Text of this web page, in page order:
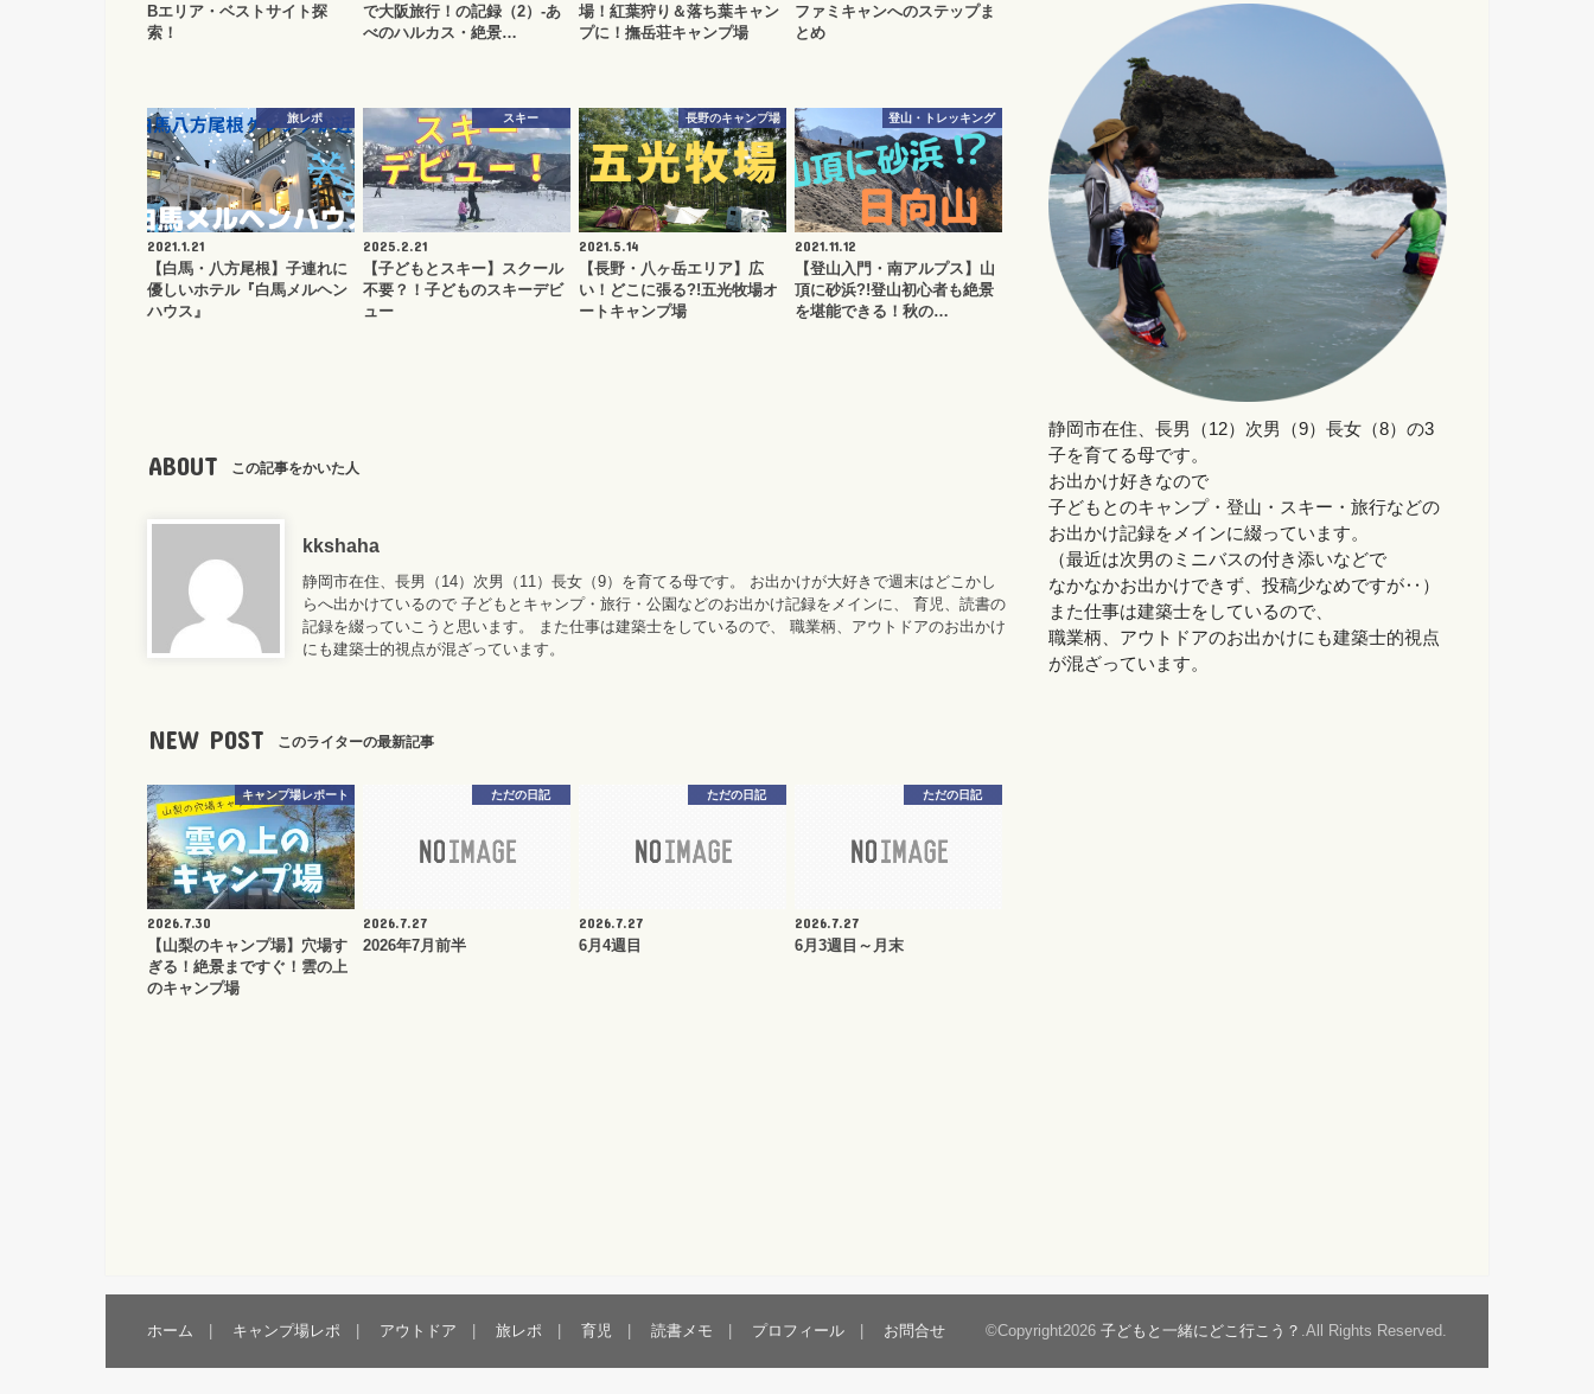
Bエリア・ベストサイト探
索！
で大阪旅行！の記録（2）-あ
べのハルカス・絶景…
場！紅葉狩り＆落ち葉キャン
プに！撫岳荘キャンプ場
ファミキャンへのステップま
とめ
旅レポ
2021.1.21
【白馬・八方尾根】子連れに
優しいホテル『白馬メルヘン
ハウス』
スキー
2025.2.21
【子どもとスキー】スクール
不要？！子どものスキーデビ
ュー
長野のキャンプ場
2021.5.14
【長野・八ヶ岳エリア】広
い！どこに張る?!五光牧場オ
ートキャンプ場
登山・トレッキング
2021.11.12
【登山入門・南アルプス】山
頂に砂浜?!登山初心者も絶景
を堪能できる！秋の…
ABOUT この記事をかいた人
kkshaha
静岡市在住、長男（14）次男（11）長女（9）を育てる母です。 お出かけが大好きで週末はどこかし
らへ出かけているので 子どもとキャンプ・旅行・公園などのお出かけ記録をメインに、 育児、読書の
記録を綴っていこうと思います。 また仕事は建築士をしているので、 職業柄、アウトドアのお出かけ
にも建築士的視点が混ざっています。
NEW POST このライターの最新記事
キャンプ場レポート
2026.7.30
【山梨のキャンプ場】穴場す
ぎる！絶景まですぐ！雲の上
のキャンプ場
ただの日記
2026.7.27
2026年7月前半
ただの日記
2026.7.27
6月4週目
ただの日記
2026.7.27
6月3週目～月末
静岡市在住、長男（12）次男（9）長女（8）の3
子を育てる母です。
お出かけ好きなので
子どもとのキャンプ・登山・スキー・旅行などの
お出かけ記録をメインに綴っています。
（最近は次男のミニバスの付き添いなどで
なかなかお出かけできず、投稿少なめですが‥）
また仕事は建築士をしているので、
職業柄、アウトドアのお出かけにも建築士的視点
が混ざっています。
ホーム キャンプ場レポ アウトドア 旅レポ 育児 読書メモ プロフィール お問合せ ©Copyright2026 子どもと一緒にどこ行こう？ .All Rights Reserved.